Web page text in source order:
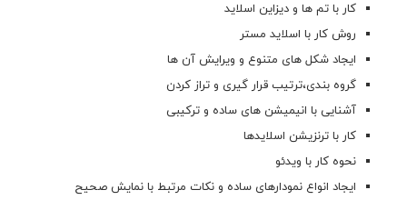
کار با تم ها و دیزاین اسلاید
روش کار با اسلاید مستر
ایجاد شکل های متنوع و ویرایش آن ها
گروه بندی،ترتیب قرار گیری و تراز کردن
آشنایی با انیمیشن های ساده و ترکیبی
کار با ترنزیشن اسلایدها
نحوه کار با ویدئو
ایجاد انواع نمودارهای ساده و نکات مرتبط با نمایش صحیح